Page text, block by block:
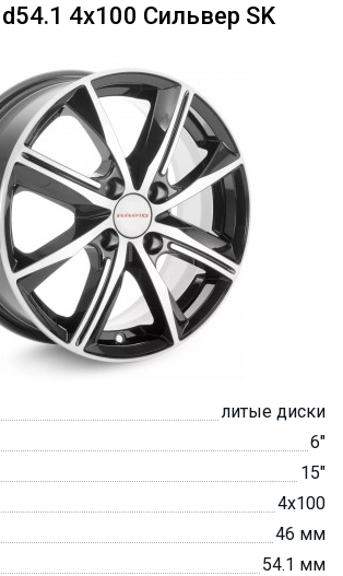
4x100 Сильвер SK
литые диски
6″
15″
4x100
46 мм
54.1 мм